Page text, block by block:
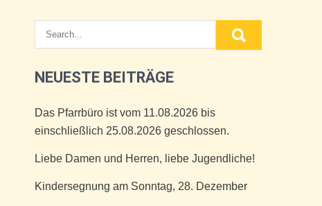
NEUESTE BEITRÄGE
Das Pfarrbüro ist vom 11.08.2026 bis
einschließlich 25.08.2026 geschlossen.
Liebe Damen und Herren, liebe Jugendliche!
Kindersegnung am Sonntag, 28. Dezember